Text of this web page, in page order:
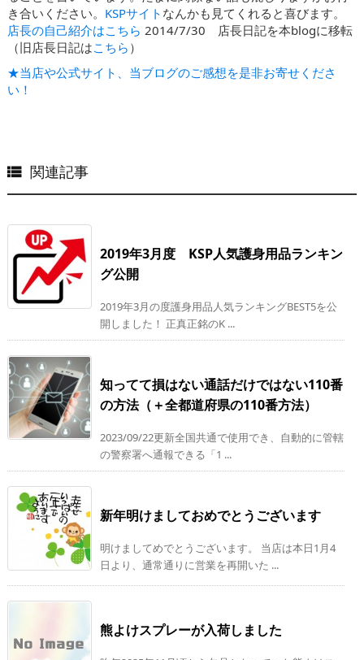
き合いください。 KSPサイト なんかも見てくれると喜びます。
店長の自己紹介はこちら 2014/7/30 店長日記を本blogに移転
（旧店長日記はこちら ）
★当店や公式サイト、当ブログのご感想を是非お寄せくださ
い！
 関連記事
2019年3月度 KSP人気護身用品ランキン
グ公開
2019年3月の度護身用品人気ランキングBEST5を公
開しました！ 正真正銘のK ...
知ってて損はない通話だけではない110番
の方法（＋全都道府県の110番方法）
2023/09/22更新全国共通で使用でき、自動的に管轄
の警察署へ通報できる「1 ...
新年明けましておめでとうございます
明けましてめでとうございます。 当店は本日1月4
日より、通常通りに営業を再開いた ...
熊よけスプレーが入荷しました